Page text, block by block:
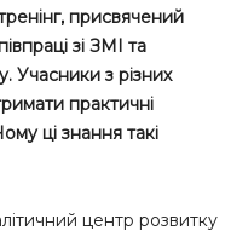
присвячений
зі ЗМІ та
Учасники з різних
практичні
ці знання такі
центр розвитку